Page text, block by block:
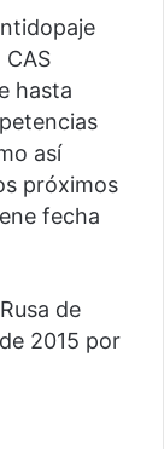
hasta
así
próximos
fecha
de
2015 por